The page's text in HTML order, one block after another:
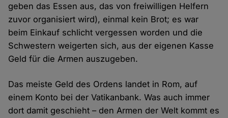
geben das Essen aus, das von freiwilligen Helfern
zuvor organisiert wird), einmal kein Brot; es war
beim Einkauf schlicht vergessen worden und die
Schwestern weigerten sich, aus der eigenen Kasse
Geld für die Armen auszugeben.
Das meiste Geld des Ordens landet in Rom, auf
einem Konto bei der Vatikanbank. Was auch immer
dort damit geschieht – den Armen der Welt kommt es